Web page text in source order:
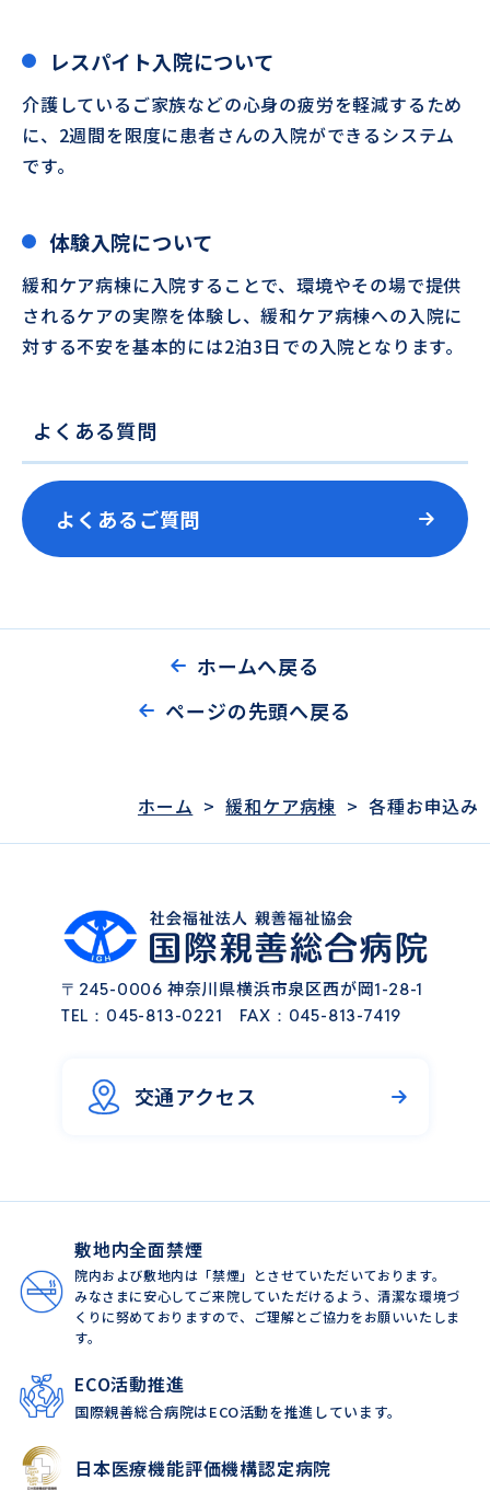
レスパイト入院について
介護しているご家族などの心身の疲労を軽減するため
に、2週間を限度に患者さんの入院ができるシステム
です。
体験入院について
緩和ケア病棟に入院することで、環境やその場で提供
されるケアの実際を体験し、緩和ケア病棟への入院に
対する不安を基本的には2泊3日での入院となります。
よくある質問
よくあるご質問
ホームへ戻る
ページの先頭へ戻る
ホーム >緩和ケア病棟 >各種お申込み
〒245-0006 神奈川県横浜市泉区西が岡1-28-1
TEL： 045-813-0221 FAX：045-813-7419
交通アクセス
敷地内全面禁煙
院内および敷地内は「禁煙」とさせていただいております。
みなさまに安心してご来院していただけるよう、清潔な環境づ
くりに努めておりますので、ご理解とご協力をお願いいたしま
す。
ECO活動推進
国際親善総合病院はECO活動を推進しています。
日本医療機能評価機構認定病院